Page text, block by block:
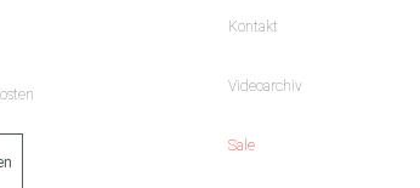
Kontakt
Videoarchiv
Sale